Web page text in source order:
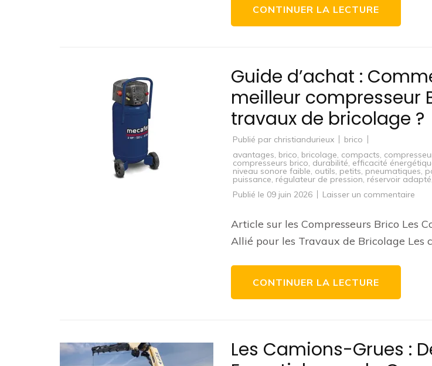
CONTINUER LA LECTURE
Guide d’achat :
meilleur compresseur
travaux de bricolage ?
Publié par christiandurieux
brico
avantages, brico, bricolage, compacts,
compresseurs brico, durabilité, efficacité
niveau sonore faible, outils, petits, pneumatiques,
puissance, régulateur de pression,réservoir adapté
Publié le 09 juin 2026 Laisser un commentaire
le
Article sur les Compresseurs Brico Les
Allié pour les Travaux de Bricolage Les
CONTINUER LA LECTURE
Les Camions-Grues :